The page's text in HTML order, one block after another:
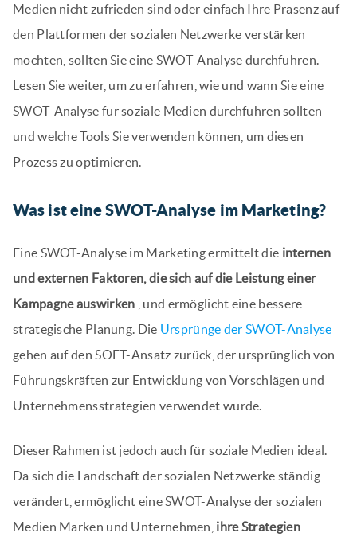
Medien nicht zufrieden sind oder einfach Ihre Präsenz auf
den Plattformen der sozialen Netzwerke verstärken
möchten, sollten Sie eine SWOT-Analyse durchführen.
Lesen Sie weiter, um zu erfahren, wie und wann Sie eine
SWOT-Analyse für soziale Medien durchführen sollten
und welche Tools Sie verwenden können, um diesen
Prozess zu optimieren.
Was ist eine SWOT-Analyse im Marketing?
Eine SWOT-Analyse im Marketing ermittelt die internen
und externen Faktoren, die sich auf die Leistung einer
Kampagne auswirken
, und ermöglicht eine bessere
strategische Planung. Die Ursprünge der SWOT-Analyse
gehen auf den SOFT-Ansatz zurück, der ursprünglich von
Führungskräften zur Entwicklung von Vorschlägen und
Unternehmensstrategien verwendet wurde.
Dieser Rahmen ist jedoch auch für soziale Medien ideal.
Da sich die Landschaft der sozialen Netzwerke ständig
verändert, ermöglicht eine SWOT-Analyse der sozialen
Medien Marken und Unternehmen, ihre Strategien